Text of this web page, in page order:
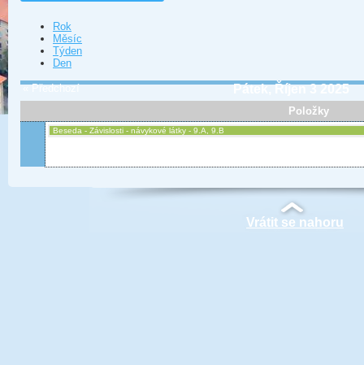
Rok
Měsíc
Týden
Den
« Předchozí Pátek, Říjen 3 2025
Položky
Beseda - Závislosti - návykové látky - 9.A, 9.B
Vrátit se nahoru